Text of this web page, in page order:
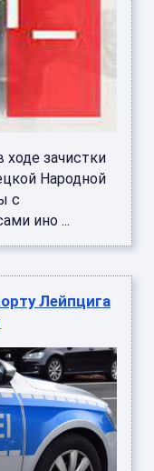
зачистки
Народной
с
ино ...
Лейпцига